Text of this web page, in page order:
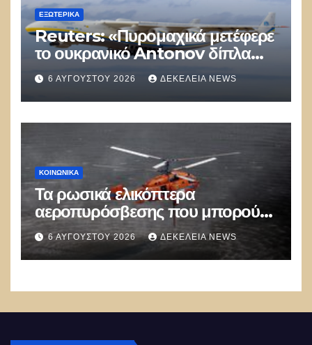
ΕΞΩΤΕΡΙΚΑ
Reuters: «Πυρομαχικά μετέφερε
το ουκρανικό Antonov δίπλα
στο οποίο βρέθηκε το drone στη
Λειψία»
6 ΑΥΓΟΎΣΤΟΥ 2026 ΔΕΚΈΛΕΙΑ NEWS
ΚΟΙΝΩΝΙΚΑ
Τα ρωσικά ελικόπτερα
αεροπυρόσβεσης που μπορούν
να ρίχνουν 5 τόνους νερού με 8
μποφόρ
6 ΑΥΓΟΎΣΤΟΥ 2026 ΔΕΚΈΛΕΙΑ NEWS